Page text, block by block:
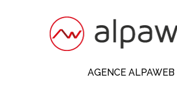
AGENCE ALPAWEB